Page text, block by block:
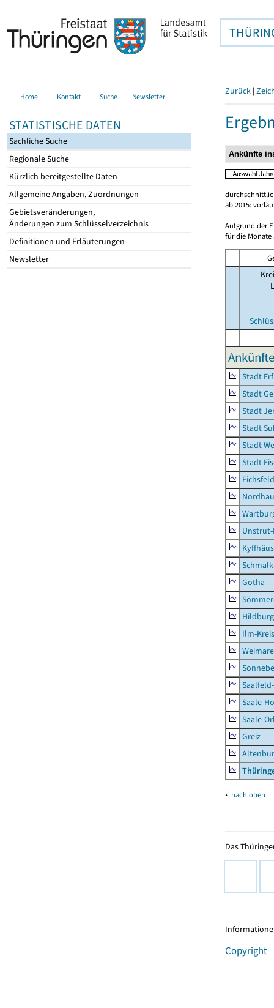
Home Kontakt Suche Newsletter
STATISTISCHE DATEN
Sachliche Suche
Regionale Suche
Kürzlich bereitgestellte Daten
Allgemeine Angaben, Zuordnungen
Gebietsveränderungen,
Änderungen zum Schlüsselverzeichnis
Definitionen und Erläuterungen
Newsletter
Zurück |
ab 2015:
Aufgrund der
für die Monate
Stadt
Stadt
Stadt
Stadt
Stadt
Stadt
Eichsfeld
Gotha
Ilm-Kreis
Saale-
Saale-
Greiz
▴ nach oben
Das
Copyright